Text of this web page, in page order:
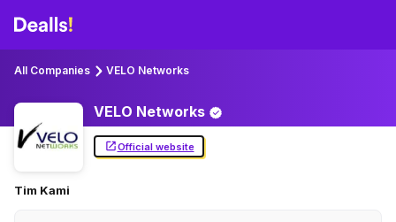
All Companies VELO Networks
VELO Networks
Official website
Tim Kami